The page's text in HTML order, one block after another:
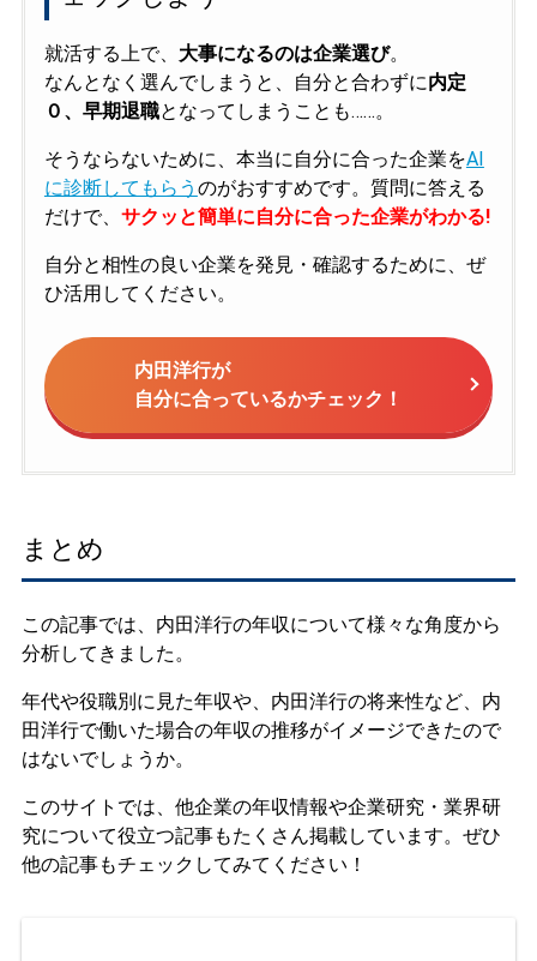
就活する上で、 大事になるのは企業選び。
なんとなく選んでしまうと、自分と合わずに内定
０、早期退職となってしまうことも……。
そうならないために、本当に自分に合った企業をAI
に診断してもらう のがおすすめです。質問に答える
だけで、 サクッと簡単に自分に合った企業がわかる!
自分と相性の良い企業を発見・確認するために、ぜ
ひ活用してください。
内田洋行が
自分に合っているかチェック！
まとめ
この記事では、内田洋行の年収について様々な角度から
分析してきました。
年代や役職別に見た年収や、内田洋行の将来性など、内
田洋行で働いた場合の年収の推移がイメージできたので
はないでしょうか。
このサイトでは、他企業の年収情報や企業研究・業界研
究について役立つ記事もたくさん掲載しています。ぜひ
他の記事もチェックしてみてください！